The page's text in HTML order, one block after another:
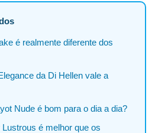
é realmente diferente dos
da Di Hellen vale a
Nude é bom para o dia a dia?
é melhor que os